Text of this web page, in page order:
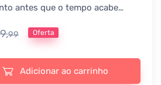
antes que o tempo acabe…
99 Oferta
- v5.2.6 quantidade
Adicionar ao carrinho